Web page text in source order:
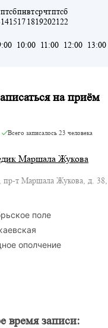
пт
14
сб
15
пн
17
вт
18
ср
19
чт
20
пт
21
сб
22
10:00 11:00 12:00 13:00
на приём
Всего записалось23 человека
Маршала Жукова
пр-т Маршала Жукова, д. 38,
поле
ополчение
время записи: